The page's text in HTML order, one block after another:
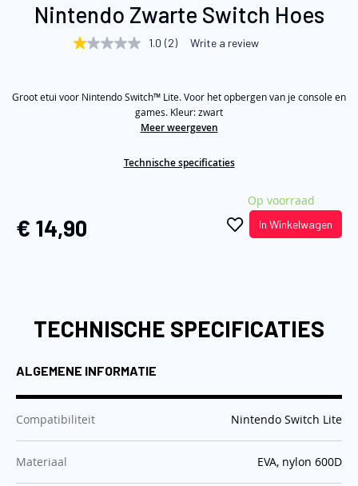
naar
de
Nintendo Zwarte Switch Hoes
1.0
stars,
1.0 (2) Write a review
Groot etui voor Nintendo Switch™ Lite. Voor het opbergen van je console en
games. Kleur: zwart
Meer weergeven
Technische specificaties
€ 14,90
Op voorraad
In Winkelwagen
TECHNISCHE SPECIFICATIES
ALGEMENE INFORMATIE
Compatibiliteit :Nintendo Switch Lite
Materiaal :EVA, nylon 600D